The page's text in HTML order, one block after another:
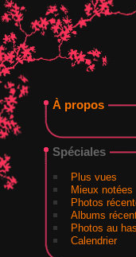
À propos
Spéciales
Plus vues
Mieux notées
Photos
Albums
Photos au
Calendrier